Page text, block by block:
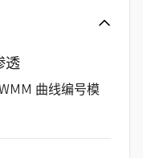
透
曲线编号模